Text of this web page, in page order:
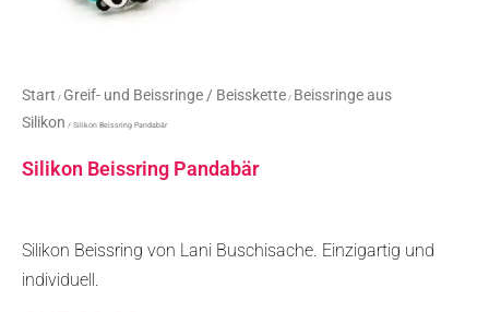
Start / Greif- und Beissringe / Beisskette / Beissringe aus
Silikon / Silikon Beissring Pandabär
Silikon Beissring Pandabär
Silikon Beissring von Lani Buschisache. Einzigartig und
individuell.